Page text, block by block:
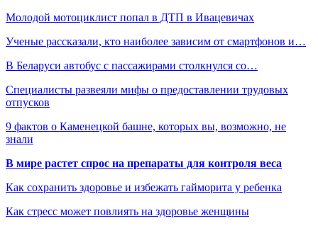
Молодой мотоциклист попал в ДТП в Ивацевичах
Ученые рассказали, кто наиболее зависим от смартфонов и…
В Беларуси автобус с пассажирами столкнулся со…
Специалисты развеяли мифы о предоставлении трудовых
отпусков
9 фактов о Каменецкой башне, которых вы, возможно, не
знали
В мире растет спрос на препараты для контроля веса
Как сохранить здоровье и избежать гайморита у ребенка
Как стресс может повлиять на здоровье женщины